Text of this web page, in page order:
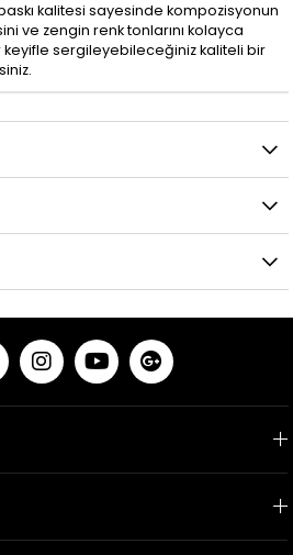
kalitesi sayesinde kompozisyonun
ve zengin renk tonlarını kolayca
keyifle sergileyebileceğiniz kaliteli bir